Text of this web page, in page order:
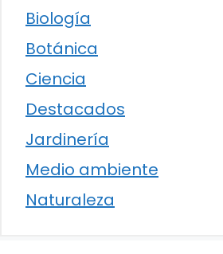
Biología
Botánica
Ciencia
Destacados
Jardinería
Medio ambiente
Naturaleza